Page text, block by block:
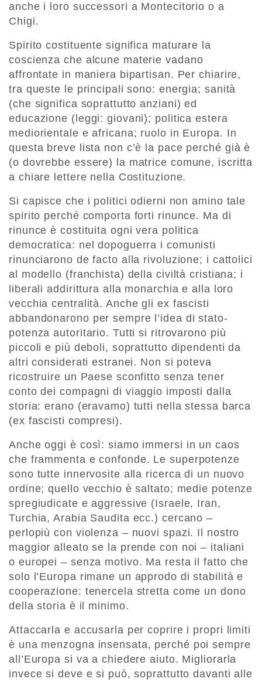
anche i loro successori a Montecitorio o a
Chigi.
Spirito costituente significa maturare la
coscienza che alcune materie vadano
affrontate in maniera bipartisan. Per chiarire,
tra queste le principali sono: energia; sanità
(che significa soprattutto anziani) ed
educazione (leggi: giovani); politica estera
mediorientale e africana; ruolo in Europa. In
questa breve lista non c’è la pace perché già è
(o dovrebbe essere) la matrice comune, iscritta
a chiare lettere nella Costituzione.
Si capisce che i politici odierni non amino tale
spirito perché comporta forti rinunce. Ma di
rinunce è costituita ogni vera politica
democratica: nel dopoguerra i comunisti
rinunciarono de facto alla rivoluzione; i cattolici
al modello (franchista) della civiltà cristiana; i
liberali addirittura alla monarchia e alla loro
vecchia centralità. Anche gli ex fascisti
abbandonarono per sempre l’idea di stato-
potenza autoritario. Tutti si ritrovarono più
piccoli e più deboli, soprattutto dipendenti da
altri considerati estranei. Non si poteva
ricostruire un Paese sconfitto senza tener
conto dei compagni di viaggio imposti dalla
storia: erano (eravamo) tutti nella stessa barca
(ex fascisti compresi).
Anche oggi è così: siamo immersi in un caos
che frammenta e confonde. Le superpotenze
sono tutte innervosite alla ricerca di un nuovo
ordine; quello vecchio è saltato; medie potenze
spregiudicate e aggressive (Israele, Iran,
Turchia, Arabia Saudita ecc.) cercano –
perlopiù con violenza – nuovi spazi. Il nostro
maggior alleato se la prende con noi – italiani
o europei – senza motivo. Ma resta il fatto che
solo l’Europa rimane un approdo di stabilità e
cooperazione: tenercela stretta come un dono
della storia è il minimo.
Attaccarla e accusarla per coprire i propri limiti
è una menzogna insensata, perché poi sempre
all’Europa si va a chiedere aiuto. Migliorarla
invece si deve e si può, soprattutto davanti alle